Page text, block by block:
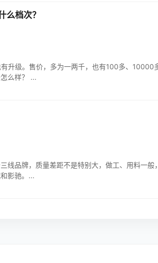
么档次？
升级。售价，多为一两千，也有100多、10000
么样？ ...
线品牌，质量差距不是特别大，做工、用料一
影驰。...